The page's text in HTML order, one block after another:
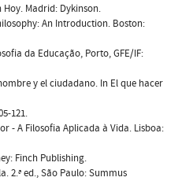
Hoy. Madrid: Dykinson.
An Introduction. Boston:
da Educação, Porto, GFE/IF:
y el ciudadano. In El que hacer
121.
- A Filosofia Aplicada à Vida. Lisboa:
Finch Publishing.
2.ª ed., São Paulo: Summus